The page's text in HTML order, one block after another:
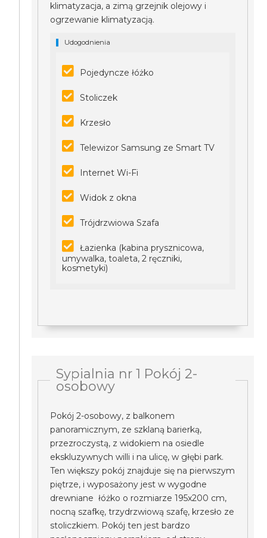
klimatyzacja, a zimą grzejnik olejowy i
ogrzewanie klimatyzacją.
Udogodnienia
Pojedyncze łóżko
Stoliczek
Krzesło
Telewizor Samsung ze Smart TV
Internet Wi-Fi
Widok z okna
Trójdrzwiowa Szafa
Łazienka (kabina prysznicowa,
umywalka, toaleta, 2 ręczniki,
kosmetyki)
Sypialnia nr 1 Pokój 2-
osobowy
Pokój 2-osobowy, z balkonem
panoramicznym, ze szklaną barierką,
przezroczystą, z widokiem na osiedle
ekskluzywnych willi i na ulicę, w głębi park.
Ten większy pokój znajduje się na pierwszym
piętrze, i wyposażony jest w wygodne
drewniane łóżko o rozmiarze 195x200 cm,
nocną szafkę, trzydrzwiową szafę, krzesło ze
stoliczkiem. Pokój ten jest bardzo